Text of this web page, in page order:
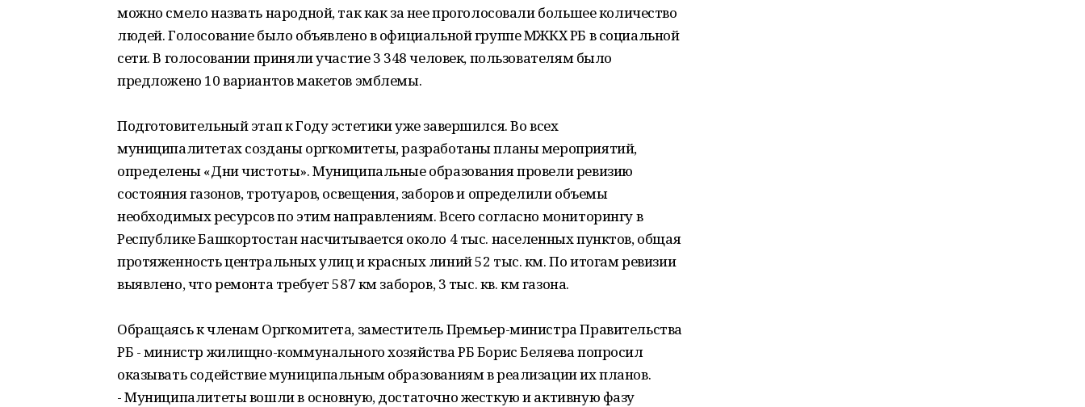
можно смело назвать народной, так как за нее проголосовали большее количество
людей. Голосование было объявлено в официальной группе МЖКХ РБ в социальной
сети. В голосовании приняли участие 3 348 человек, пользователям было
предложено 10 вариантов макетов эмблемы.
Подготовительный этап к Году эстетики уже завершился. Во всех
муниципалитетах созданы оргкомитеты, разработаны планы мероприятий,
определены «Дни чистоты». Муниципальные образования провели ревизию
состояния газонов, тротуаров, освещения, заборов и определили объемы
необходимых ресурсов по этим направлениям. Всего согласно мониторингу в
Республике Башкортостан насчитывается около 4 тыс. населенных пунктов, общая
протяженность центральных улиц и красных линий 52 тыс. км. По итогам ревизии
выявлено, что ремонта требует 587 км заборов, 3 тыс. кв. км газона.
Обращаясь к членам Оргкомитета, заместитель Премьер-министра Правительства
РБ - министр жилищно-коммунального хозяйства РБ Борис Беляева попросил
оказывать содействие муниципальным образованиям в реализации их планов.
- Муниципалитеты вошли в основную, достаточно жесткую и активную фазу